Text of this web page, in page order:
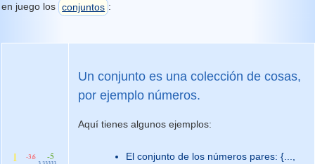
en juego los conjuntos :
Un conjunto es una colección de cosas,
por ejemplo números.
Aquí tienes algunos ejemplos:
El conjunto de los números pares: {...,